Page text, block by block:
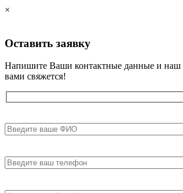
×
Оставить заявку
Напишите Ваши контактные данные и наш
вами свяжется!